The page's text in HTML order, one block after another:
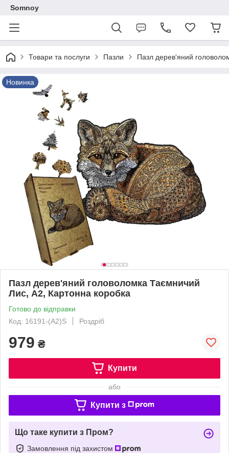
Somnoy
Товари та послуги Пазли Пазл дерев'яний
Новинка
Пазл дерев'яний головоломка Таємничий
Лис, А2, Картонна коробка
Готово до відправки
Код: 16191-(A2)S
Роздріб
979 ₴
Купити
або
Купити з
Що таке купити з Пром?
Замовлення під захистом